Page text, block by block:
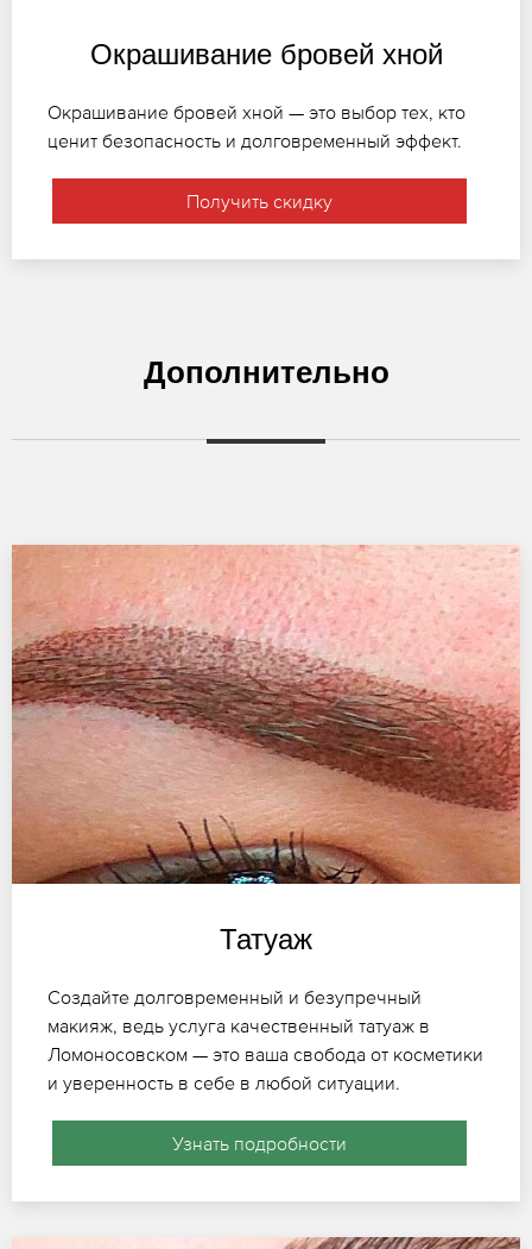
Окрашивание бровей хной
Окрашивание бровей хной — это выбор тех, кто
ценит безопасность и долговременный эффект.
Получить скидку
Дополнительно
Татуаж
Создайте долговременный и безупречный
макияж, ведь услуга качественный татуаж в
Ломоносовском — это ваша свобода от косметики
и уверенность в себе в любой ситуации.
Узнать подробности